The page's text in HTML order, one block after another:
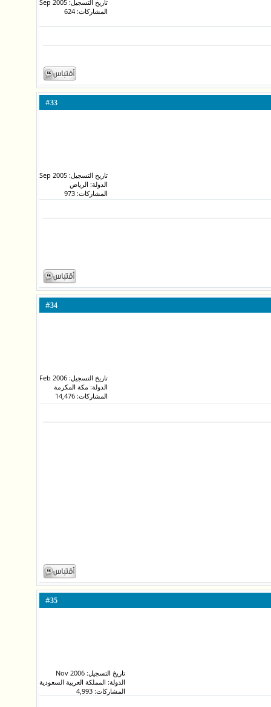
تاريخ التسجيل: Sep 2005
المشاركات: 624
33
تاريخ التسجيل: Sep 2005
الدولة: الرياض
المشاركات: 973
34
تاريخ التسجيل: Feb 2006
الدولة: مكة المكرمة
المشاركات: 14,476
35
تاريخ التسجيل: Nov 2006
الدولة: المملكة العربية السعودية
المشاركات: 4,993